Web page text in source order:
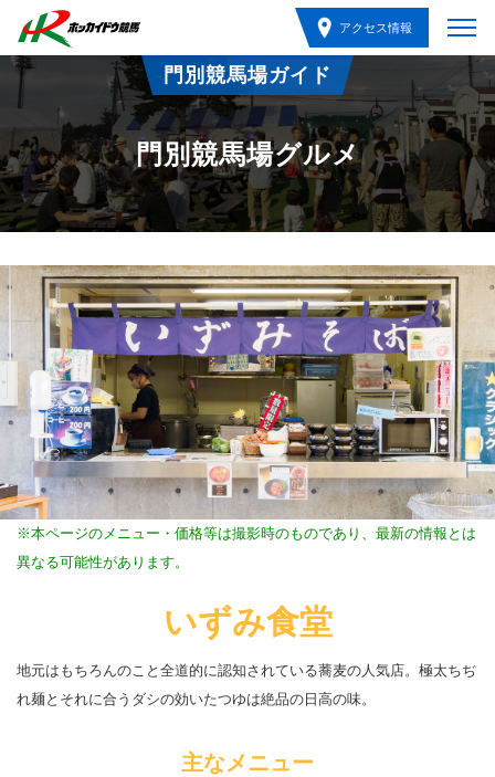
アクセス情報
門別競馬場ガイド
門別競馬場グルメ
※本ページのメニュー・価格等は撮影時のものであり、最新の情報とは
異なる可能性があります。
いずみ食堂
地元はもちろんのこと全道的に認知されている蕎麦の人気店。極太ちぢ
れ麺とそれに合うダシの効いたつゆは絶品の日高の味。
主なメニュー